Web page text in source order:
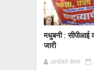
मधुबनी : सीपीआई
जारी
आर्यावर्त डेस्क